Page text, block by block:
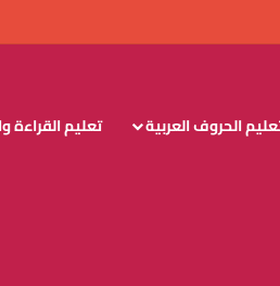
الحروف العربية تعليم القراءة